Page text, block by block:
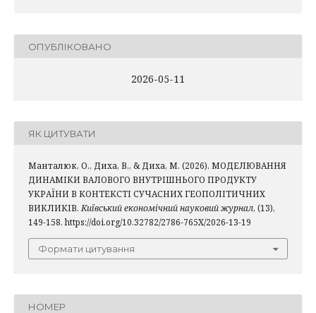
ОПУБЛІКОВАНО
2026-05-11
ЯК ЦИТУВАТИ
Манталюк, О., Диха, В., & Диха, М. (2026). МОДЕЛЮВАННЯ
ДИНАМІКИ ВАЛОВОГО ВНУТРІШНЬОГО ПРОДУКТУ
УКРАЇНИ В КОНТЕКСТІ СУЧАСНИХ ГЕОПОЛІТИЧНИХ
ВИКЛИКІВ. Київський економічний науковий журнал, (13),
149-158. https://doi.org/10.32782/2786-765X/2026-13-19
Формати цитування
НОМЕР